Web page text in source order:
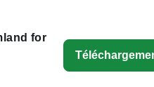
for